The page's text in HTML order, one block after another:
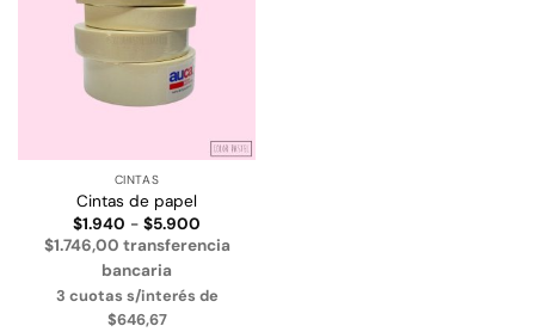
lista de
CINTAS
Cintas de papel
$1.940 - $5.900
de
precios:
$1.940
hasta
$1.746,00 transferencia
bancaria
3 cuotas s/interés de
$646,67